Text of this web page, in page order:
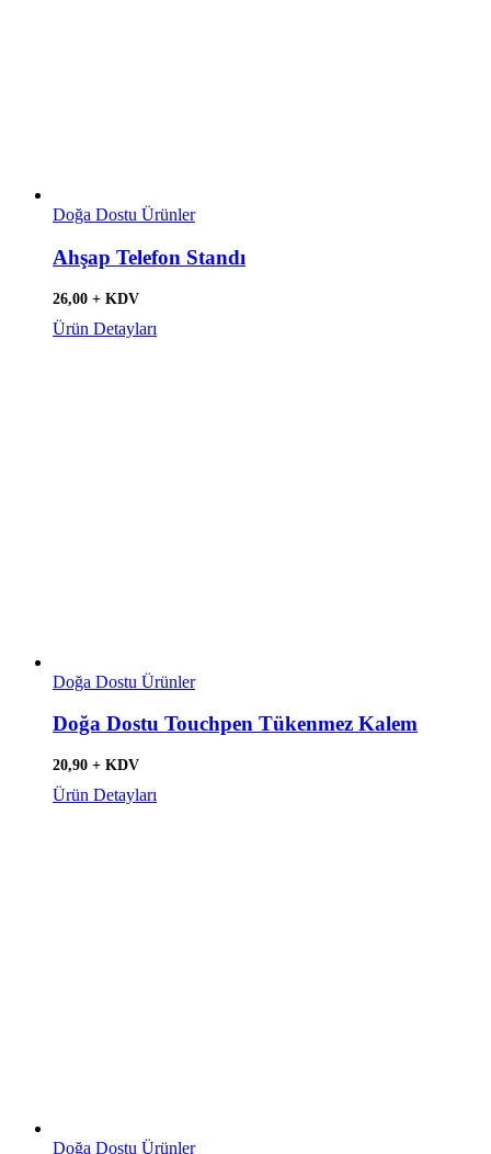
Doğa Dostu Ürünler
Ahşap Telefon Standı
26,00 + KDV
Ürün Detayları
Doğa Dostu Ürünler
Doğa Dostu Touchpen Tükenmez Kalem
20,90 + KDV
Ürün Detayları
Doğa Dostu Ürünler